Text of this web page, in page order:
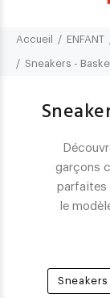
Accueil ENFANT
Sneakers -
garçons
parfaites
le
Sneakers